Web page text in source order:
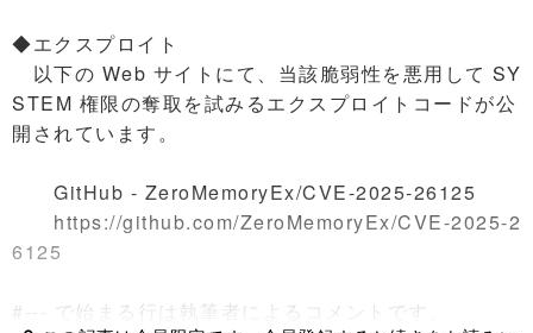
◆エクスプロイト
以下の Web サイトにて、当該脆弱性を悪用して SY
STEM 権限の奪取を試みるエクスプロイトコードが公
開されています。
GitHub - ZeroMemoryEx/CVE-2025-26125
https://github.com/ZeroMemoryEx/CVE-2025-2
6125
#--- で始まる行は執筆者によるコメントです。